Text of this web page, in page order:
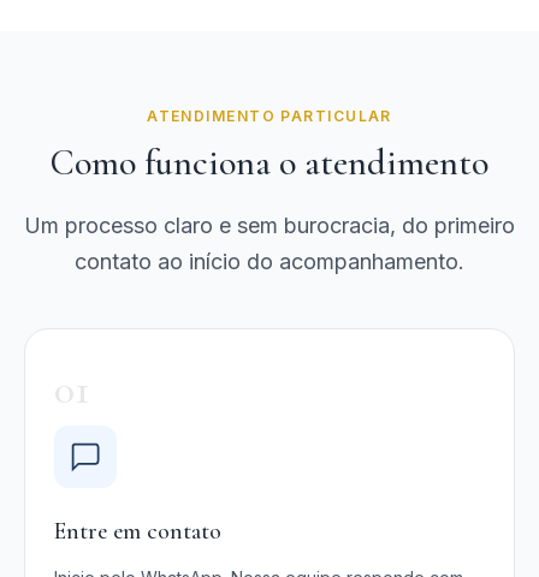
ATENDIMENTO PARTICULAR
Como funciona o atendimento
Um processo claro e sem burocracia, do primeiro
contato ao início do acompanhamento.
01
Entre em contato